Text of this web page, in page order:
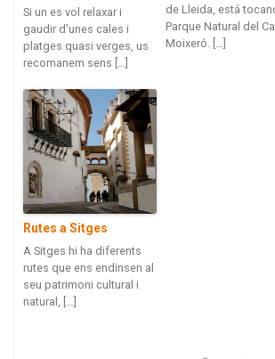
Si un es vol relaxar i
gaudir d'unes cales i
platges quasi verges, us
recomanem sens […]
de Lleida, está
Parque Natural del
Moixeró. […]
Rutes a Sitges
A Sitges hi ha diferents
rutes que ens endinsen al
seu patrimoni cultural i
natural, […]